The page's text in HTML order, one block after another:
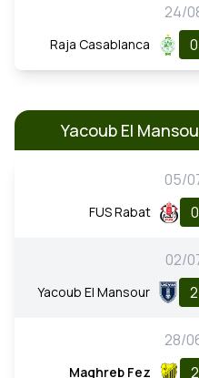
24/
Raja Casablanca
Yacoub El
05/
FUS Rabat
02/
Yacoub El Mansour
28/
Maghreb Fez